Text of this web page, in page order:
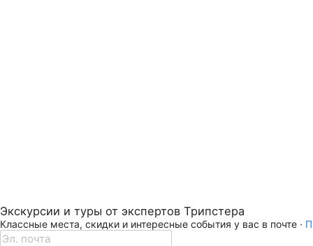
Экскурсии и туры от экспертов Трипстера
Классные места, скидки и интересные события у вас в почте ·